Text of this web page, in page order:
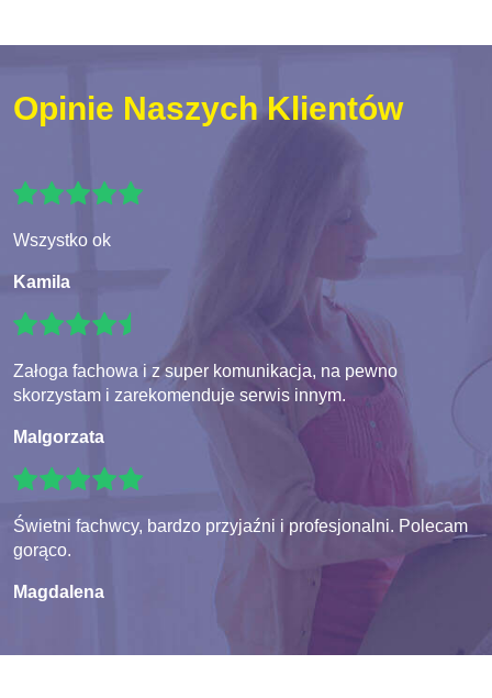
Opinie Naszych Klientów
Wszystko ok
Kamila
Załoga fachowa i z super komunikacja, na pewno
skorzystam i zarekomenduje serwis innym.
Malgorzata
Świetni fachwcy, bardzo przyjaźni i profesjonalni. Polecam
gorąco.
Magdalena